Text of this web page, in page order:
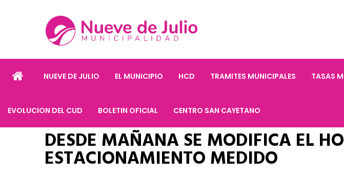
NUEVE DE JULIO EL MUNICIPIO HCD TRAMITES MUNICIPALES TASAS
EVOLUCION DEL CUD BOLETIN OFICIAL CENTRO SAN CAYETANO
DESDE MAÑANA SE MODIFICA EL
ESTACIONAMIENTO MEDIDO